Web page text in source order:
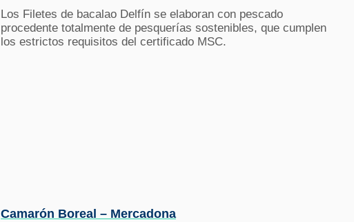
Los Filetes de bacalao Delfín se elaboran con pescado
procedente totalmente de pesquerías sostenibles, que cumplen
los estrictos requisitos del certificado MSC.
Camarón Boreal – Mercadona